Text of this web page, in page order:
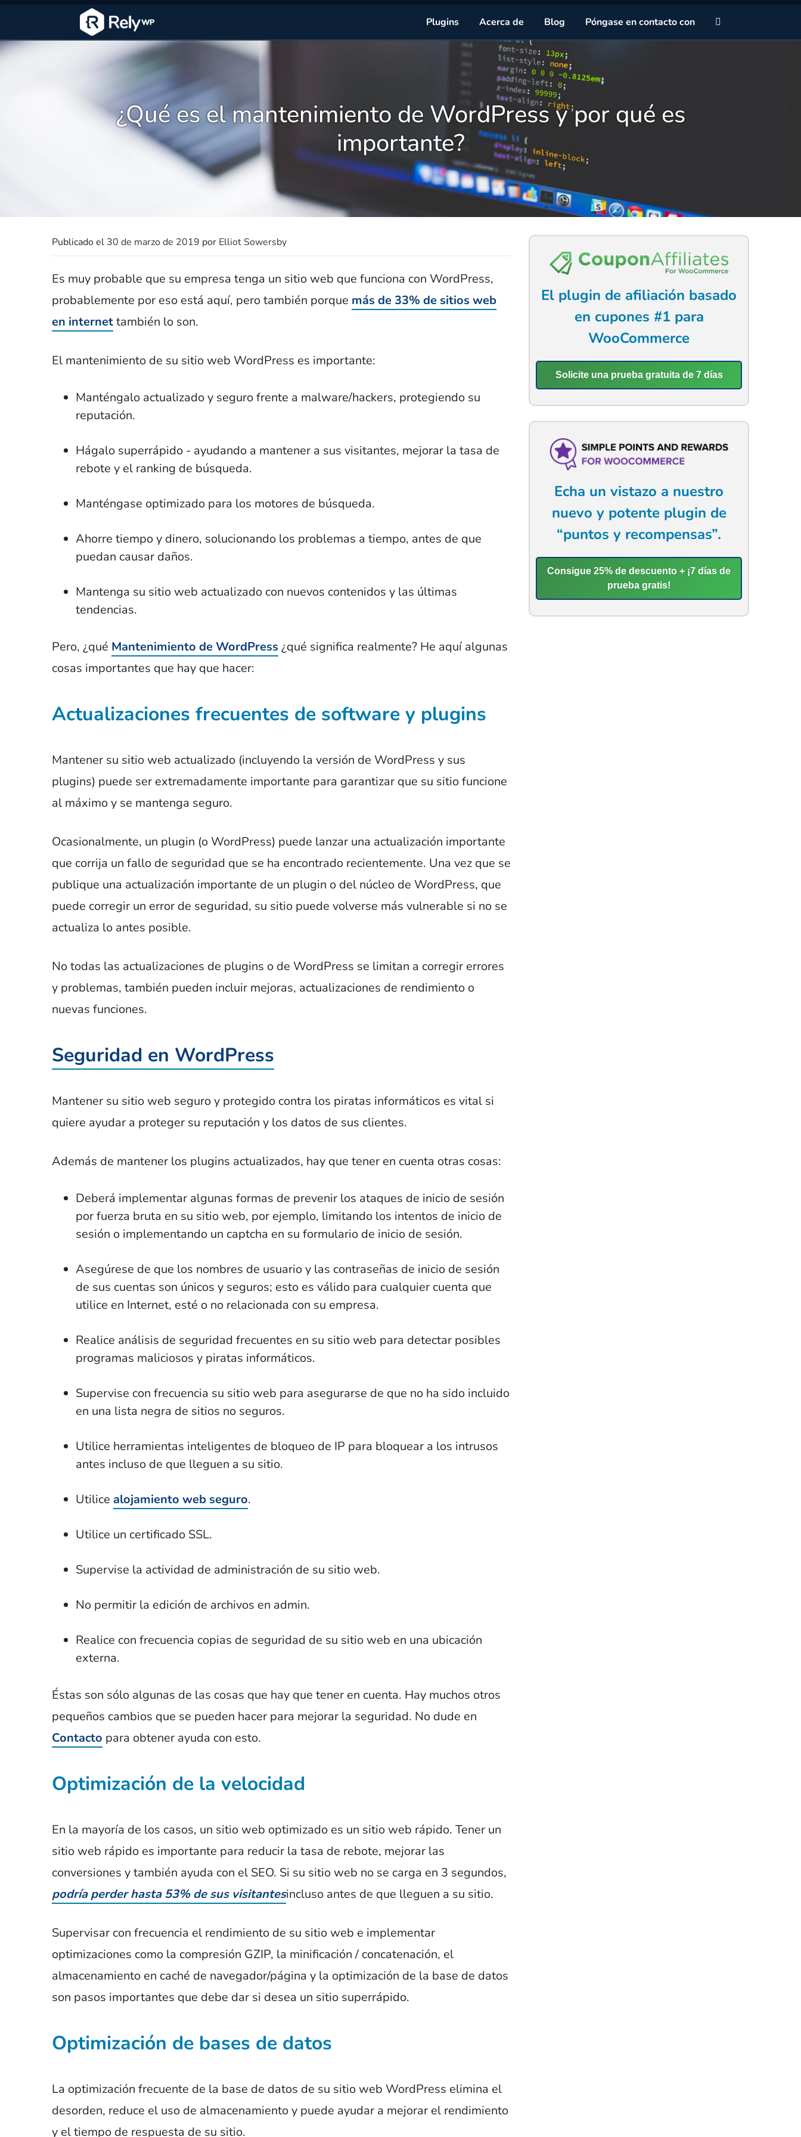
Plugins Acerca de Blog Póngase en contacto con
¿Qué es el mantenimiento de WordPress y por qué es
importante?
Publicado el 30 de marzo de 2019 por Elliot Sowersby
Es muy probable que su empresa tenga un sitio web que funciona con WordPress,
probablemente por eso está aquí, pero también porque más de 33% de sitios web
en internettambién lo son.
El mantenimiento de su sitio web WordPress es importante:
Manténgalo actualizado y seguro frente a malware/hackers, protegiendo su
reputación.
Hágalo superrápido - ayudando a mantener a sus visitantes, mejorar la tasa de
rebote y el ranking de búsqueda.
Manténgase optimizado para los motores de búsqueda.
Ahorre tiempo y dinero, solucionando los problemas a tiempo, antes de que
puedan causar daños.
Mantenga su sitio web actualizado con nuevos contenidos y las últimas
tendencias.
Pero, ¿qué Mantenimiento de WordPress ¿qué significa realmente? He aquí algunas
cosas importantes que hay que hacer:
Actualizaciones frecuentes de software y plugins
Mantener su sitio web actualizado (incluyendo la versión de WordPress y sus
plugins) puede ser extremadamente importante para garantizar que su sitio funcione
al máximo y se mantenga seguro.
Ocasionalmente, un plugin (o WordPress) puede lanzar una actualización importante
que corrija un fallo de seguridad que se ha encontrado recientemente. Una vez que se
publique una actualización importante de un plugin o del núcleo de WordPress, que
puede corregir un error de seguridad, su sitio puede volverse más vulnerable si no se
actualiza lo antes posible.
No todas las actualizaciones de plugins o de WordPress se limitan a corregir errores
y problemas, también pueden incluir mejoras, actualizaciones de rendimiento o
nuevas funciones.
Seguridad en WordPress
Mantener su sitio web seguro y protegido contra los piratas informáticos es vital si
quiere ayudar a proteger su reputación y los datos de sus clientes.
Además de mantener los plugins actualizados, hay que tener en cuenta otras cosas:
Deberá implementar algunas formas de prevenir los ataques de inicio de sesión
por fuerza bruta en su sitio web, por ejemplo, limitando los intentos de inicio de
sesión o implementando un captcha en su formulario de inicio de sesión.
Asegúrese de que los nombres de usuario y las contraseñas de inicio de sesión
de sus cuentas son únicos y seguros; esto es válido para cualquier cuenta que
utilice en Internet, esté o no relacionada con su empresa.
Realice análisis de seguridad frecuentes en su sitio web para detectar posibles
programas maliciosos y piratas informáticos.
Supervise con frecuencia su sitio web para asegurarse de que no ha sido incluido
en una lista negra de sitios no seguros.
Utilice herramientas inteligentes de bloqueo de IP para bloquear a los intrusos
antes incluso de que lleguen a su sitio.
Utilice alojamiento web seguro.
Utilice un certificado SSL.
Supervise la actividad de administración de su sitio web.
No permitir la edición de archivos en admin.
Realice con frecuencia copias de seguridad de su sitio web en una ubicación
externa.
Éstas son sólo algunas de las cosas que hay que tener en cuenta. Hay muchos otros
pequeños cambios que se pueden hacer para mejorar la seguridad. No dude en
Contacto para obtener ayuda con esto.
Optimización de la velocidad
En la mayoría de los casos, un sitio web optimizado es un sitio web rápido. Tener un
sitio web rápido es importante para reducir la tasa de rebote, mejorar las
conversiones y también ayuda con el SEO. Si su sitio web no se carga en 3 segundos,
podría perder hasta 53% de sus visitantesincluso antes de que lleguen a su sitio.
Supervisar con frecuencia el rendimiento de su sitio web e implementar
optimizaciones como la compresión GZIP, la minificación / concatenación, el
almacenamiento en caché de navegador/página y la optimización de la base de datos
son pasos importantes que debe dar si desea un sitio superrápido.
Optimización de bases de datos
La optimización frecuente de la base de datos de su sitio web WordPress elimina el
desorden, reduce el uso de almacenamiento y puede ayudar a mejorar el rendimiento
y el tiempo de respuesta de su sitio.
El plugin de afiliación basado
en cupones #1 para
WooCommerce
Solicite una prueba gratuita de 7 días
Echa un vistazo a nuestro
nuevo y potente plugin de
“puntos y recompensas”.
Consigue 25% de descuento + ¡7 días de
prueba gratis!